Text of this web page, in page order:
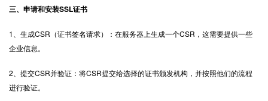
三、申请和安装SSL证书
1、生成CSR（证书签名请求）：在服务器上生成一个CSR，这需要提供一些
企业信息。
2、提交CSR并验证：将CSR提交给选择的证书颁发机构，并按照他们的流程
进行验证。